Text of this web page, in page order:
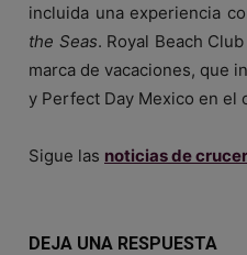
incluida una experiencia
the Seas. Royal Beach
marca de vacaciones, que
y Perfect Day Mexico en el
Sigue las noticias de
DEJA UNA RESPUESTA